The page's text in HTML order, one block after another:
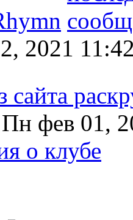
2021
сайта
фев 01,
о клубе